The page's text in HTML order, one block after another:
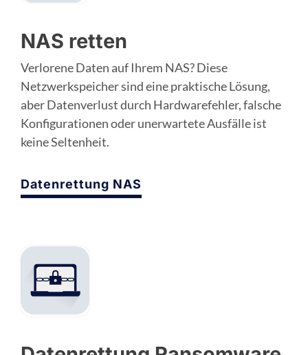
NAS retten
Verlorene Daten auf Ihrem NAS? Diese
Netzwerkspeicher sind eine praktische Lösung,
aber Datenverlust durch Hardwarefehler, falsche
Konfigurationen oder unerwartete Ausfälle ist
keine Seltenheit.
Datenrettung NAS